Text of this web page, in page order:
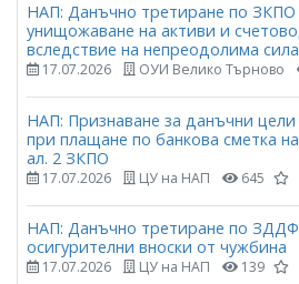
НАП: Данъчно третиране по
унищожаване на активи и
вследствие на непреодолима сила
17.07.2026 ОУИ Велико Търново
НАП: Признаване за данъчни
при плащане по банкова сметка
ал. 2 ЗКПО
17.07.2026 ЦУ на НАП 645
НАП: Данъчно третиране по
осигурителни вноски от чужбина
17.07.2026 ЦУ на НАП 139